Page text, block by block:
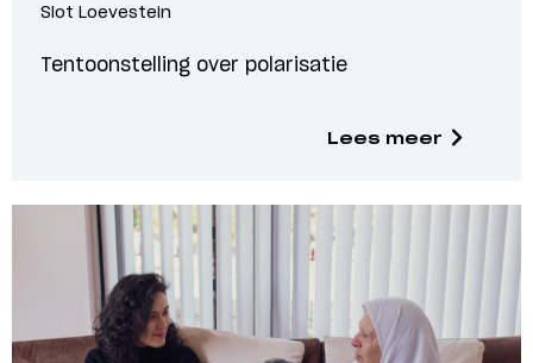
Slot Loevestein
Tentoonstelling over polarisatie
Lees meer